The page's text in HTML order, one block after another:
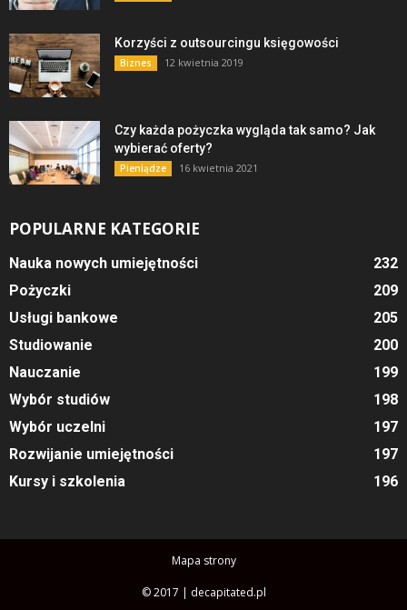
Korzyści z outsourcingu księgowości
Biznes 12 kwietnia 2019
Czy każda pożyczka wygląda tak samo? Jak
wybierać oferty?
Pieniądze 16 kwietnia 2021
POPULARNE KATEGORIE
Nauka nowych umiejętności
232
Pożyczki
209
Usługi bankowe
205
Studiowanie
200
Nauczanie
199
Wybór studiów
198
Wybór uczelni
197
Rozwijanie umiejętności
197
Kursy i szkolenia
196
Mapa strony
© 2017 | decapitated.pl